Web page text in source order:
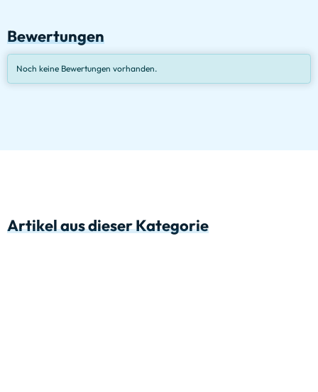
Bewertungen
Noch keine Bewertungen vorhanden.
Artikel aus dieser Kategorie